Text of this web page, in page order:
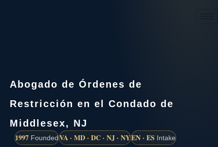
Abogado de Órdenes de
Restricción en el Condado de
Middlesex, NJ
1997 FoundedVA · MD · DC · NJ · NYEN · ES Intake